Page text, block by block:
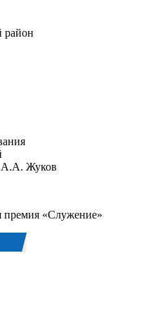
район
премия «Служение»